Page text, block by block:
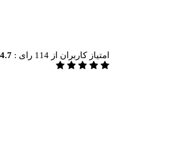
امتیاز کاربران از 114 رای : 4.7